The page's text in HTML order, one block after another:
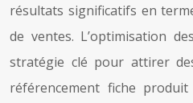
résultats significatifs en
de ventes. L’optimisation
stratégie clé pour attirer
référencement fiche